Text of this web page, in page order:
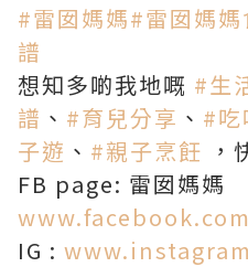
#雷囡媽媽#雷囡媽媽
譜
想知多啲我地嘅 #生
譜 、 #育兒分享 、 #
子遊 、 #親子烹飪 ，
FB page: 雷囡媽媽
IG :